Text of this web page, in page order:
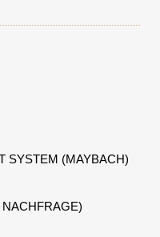
SYSTEM (MAYBACH)